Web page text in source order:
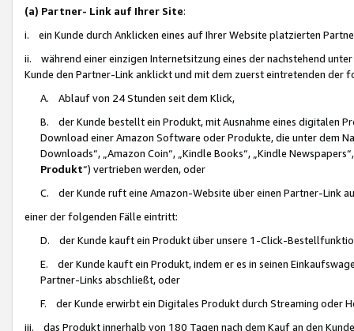
(a) Partner- Link auf Ihrer Site:
i. ein Kunde durch Anklicken eines auf Ihrer Website platzierten
ii. während einer einzigen Internetsitzung eines der nachstehend
Kunde den Partner-Link anklickt und mit dem zuerst eintretenden der
A. Ablauf von 24 Stunden seit dem Klick,
B. der Kunde bestellt ein Produkt, mit Ausnahme eines digitalen
Download einer Amazon Software oder Produkte, die unter dem
Downloads“, „Amazon Coin“, „Kindle Books“, „Kindle
Produkt“) vertrieben werden, oder
C. der Kunde ruft eine Amazon-Website über einen Partner-Link
einer der folgenden Fälle eintritt:
D. der Kunde kauft ein Produkt über unsere 1-Click-
E. der Kunde kauft ein Produkt, indem er es in seinen
Partner-Links abschließt, oder
F. der Kunde erwirbt ein Digitales Produkt durch Streaming oder
iii. das Produkt innerhalb von 180 Tagen nach dem Kauf an den